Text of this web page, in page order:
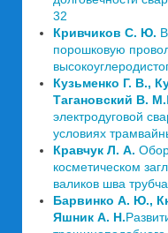
32
Кривчиков С. Ю.
порошковую
Кузьменко Г. В.,
Тагановский В. М.
электродуговой
условиях
Кравчук Л. А.
косметическом
валиков шва
Барвинко А. Ю.,
Яшник А. Н.